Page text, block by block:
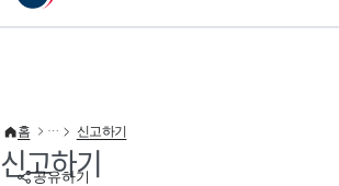
이 누리집은 대한민국 공식 전자정부 누리집입니다.
공유하기
홈 신고하기
신고하기